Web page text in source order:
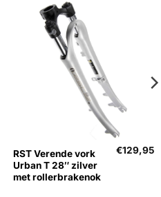
RST Verende vork
Urban T 28″ zilver
met rollerbrakenok
€129,95